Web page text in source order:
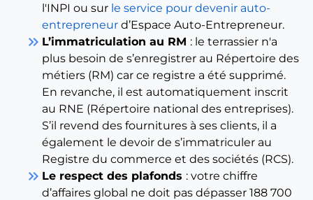
l'INPI ou sur le service pour devenir auto-
entrepreneur d’Espace Auto-Entrepreneur.
keyboard_double_arrow_right L’immatriculation au RM : le terrassier n'a
plus besoin de s’enregistrer au Répertoire des
métiers (RM) car ce registre a été supprimé.
En revanche, il est automatiquement inscrit
au RNE (Répertoire national des entreprises).
S’il revend des fournitures à ses clients, il a
également le devoir de s’immatriculer au
Registre du commerce et des sociétés (RCS).
keyboard_double_arrow_right Le respect des plafonds : votre chiffre
d’affaires global ne doit pas dépasser 188 700